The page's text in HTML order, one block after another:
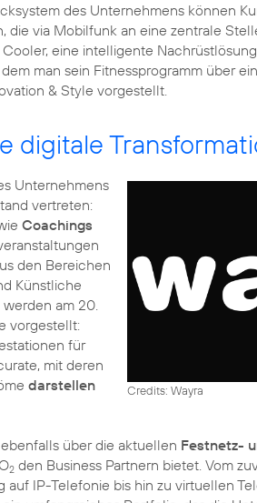
des Unternehmens können
die via Mobilfunk an eine zentrale
eine intelligente
dem man sein Fitnessprogramm über
& Style vorgestellt.
digitale
Credits: Wayra
Unternehmens
vertreten:
Coachings
den Bereichen
Künstliche
am 20.
vorgestellt:
für
mit deren
darstellen
über die aktuellen Festnetz-
2 den Business Partnern bietet. Vom
auf IP-Telefonie bis hin zu virtuellen